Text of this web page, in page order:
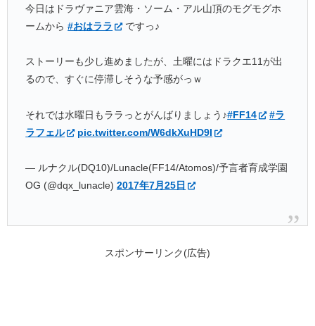
今日はドラヴァニア雲海・ソーム・アル山頂のモグモグホ
ームから#おはララ ですっ♪
ストーリーも少し進めましたが、土曜にはドラクエ11が出
るので、すぐに停滞しそうな予感がっｗ
それでは水曜日もララっとがんばりましょう♪#FF14
#ラ
ラフェル
pic.twitter.com/W6dkXuHD9I
— ルナクル(DQ10)/Lunacle(FF14/Atomos)/予言者育成学園
OG (@dqx_lunacle)2017年7月25日
スポンサーリンク(広告)